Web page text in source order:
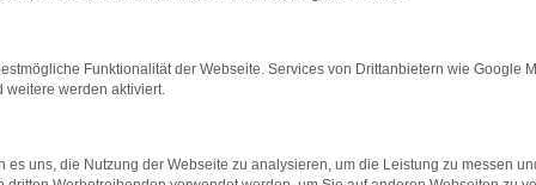
einerseits für Tradition, andererseits aber immer auch
und Umgebung. Wir sind ein Familienunternehmen mit
und Kunden aus Balingen kennen und
und Ihre Anliegen und liefern Fahrzeuge natürlich auch
Funktionalität der Webseite. Services von Drittanbietern wie Google
weitere werden aktiviert.
es uns, die Nutzung der Webseite zu analysieren, um die Leistung zu messen